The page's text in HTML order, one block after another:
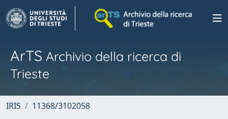
ArTS Archivio della ricerca di
Trieste
IRIS 11368/3102058